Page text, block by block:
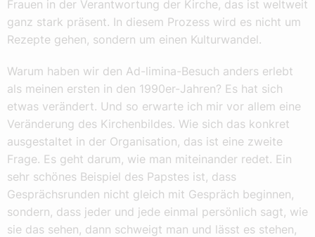
Frauen in der Verantwortung der Kirche, das ist weltweit
ganz stark präsent. In diesem Prozess wird es nicht um
Rezepte gehen, sondern um einen Kulturwandel.
Warum haben wir den Ad-limina-Besuch anders erlebt
als meinen ersten in den 1990er-Jahren? Es hat sich
etwas verändert. Und so erwarte ich mir vor allem eine
Veränderung des Kirchenbildes. Wie sich das konkret
ausgestaltet in der Organisation, das ist eine zweite
Frage. Es geht darum, wie man miteinander redet. Ein
sehr schönes Beispiel des Papstes ist, dass
Gesprächsrunden nicht gleich mit Gespräch beginnen,
sondern, dass jeder und jede einmal persönlich sagt, wie
sie das sehen, dann schweigt man und lässt es stehen,